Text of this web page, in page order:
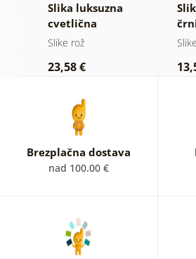
Slika luksuzna
cvetlična
harmonija
Slike rož
23,58 €
Brezplačna dostava
nad 100.00 €